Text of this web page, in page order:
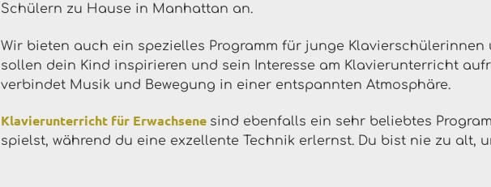
Schülern zu Hause in Manhattan an.
Wir bieten auch ein spezielles Programm für junge Klavierschülerinnen
sollen dein Kind inspirieren und sein Interesse am Klavierunterricht
verbindet Musik und Bewegung in einer entspannten Atmosphäre.
Klavierunterricht für Erwachsene sind ebenfalls ein sehr beliebtes
spielst, während du eine exzellente Technik erlernst. Du bist nie zu alt,